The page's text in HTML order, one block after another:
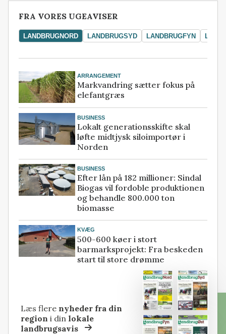
FRA VORES UGEAVISER
LANDBRUGNORD LANDBRUGSYD LANDBRUGFYN
ARRANGEMENT
Markvandring sætter fokus på
elefantgræs
BUSINESS
Lokalt generationsskifte skal
løfte midtjysk siloimportør i
Norden
BUSINESS
Efter lån på 182 millioner: Sindal
Biogas vil fordoble produktionen
og behandle 800.000 ton
biomasse
KVÆG
500-600 køer i stort
barmarksprojekt: Fra beskeden
start til store drømme
Læs flere nyheder fra din
region i dinlokale
landbrugsavis